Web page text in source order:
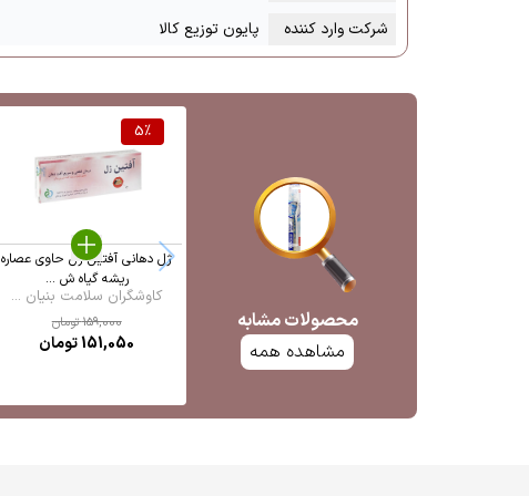
شرکت وارد کننده
پایون توزیع کالا
محصولات مشابه
مشاهده همه
5%
ژل دهانی آفتین ژل حاوی عصاره
ریشه گیاه ش ...
کاوشگران سلامت بنیان ...
159,000تومان
151,050تومان